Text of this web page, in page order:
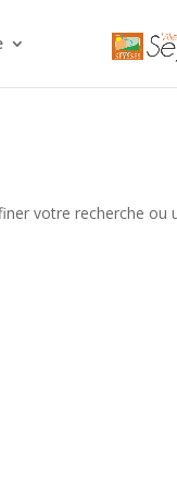
votre recherche